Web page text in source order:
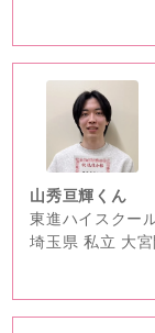
no
image
山秀亘輝くん
東進ハイスクー
埼玉県 私立 大